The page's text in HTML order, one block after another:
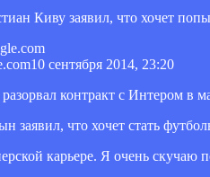
Киву заявил, что хочет
10 сентября 2014, 23:20
контракт с Интером в
заявил, что хочет стать
карьере. Я очень